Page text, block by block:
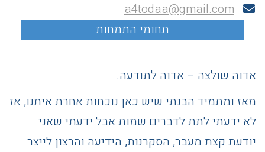
a4todaa@gmail.com
אדוה שולצה – אדוה לתודעה.
מאז ומתמיד הבנתי שיש כאן נוכחות אחרת איתנו, אז
לא ידעתי לתת לדברים שמות אבל ידעתי שאני
יודעת קצת מעבר, הסקרנות, הידיעה והרצון לייצר